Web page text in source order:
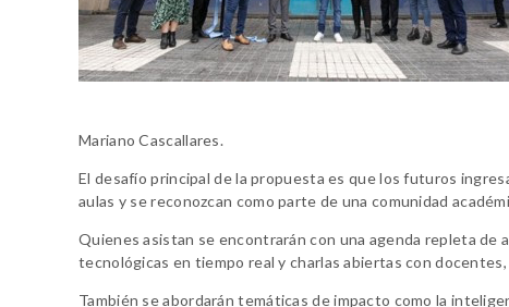
Mariano Cascallares.
El desafío principal de la propuesta es que los futuros
aulas y se reconozcan como parte de una comunidad
Quienes asistan se encontrarán con una agenda repleta
tecnológicas en tiempo real y charlas abiertas con
También se abordarán temáticas de impacto como la